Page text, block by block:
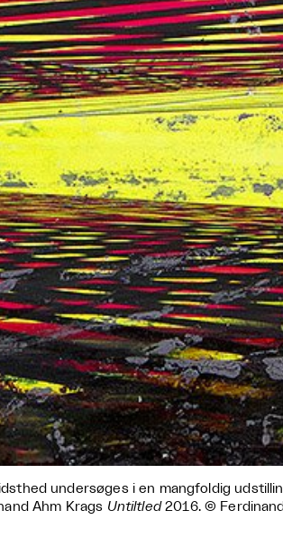
undersøges i en mangfoldig
Ahm Krags Untiltled2016. ©